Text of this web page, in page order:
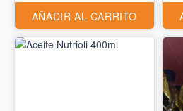
AÑADIR AL CARRITO